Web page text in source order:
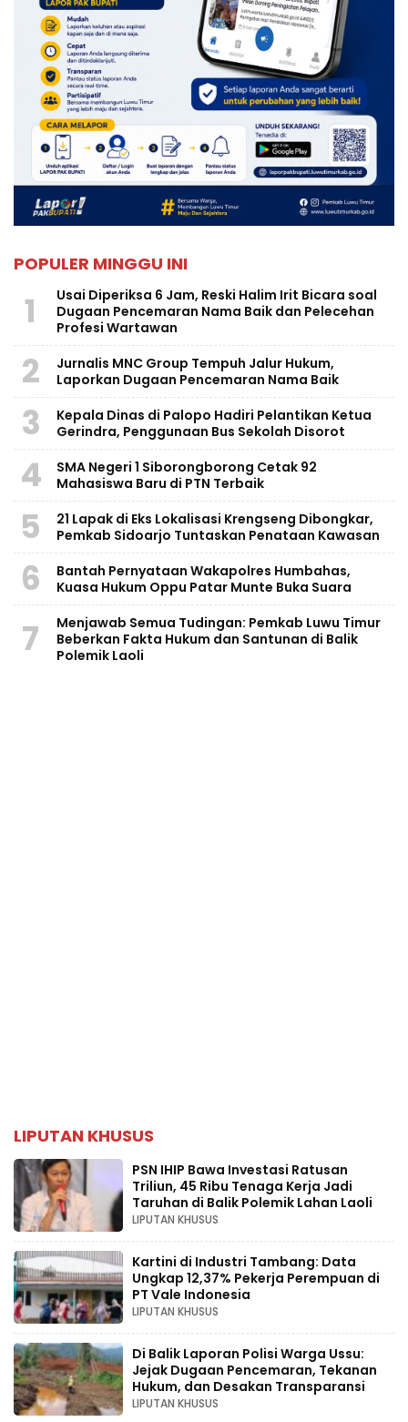
POPULER MINGGU INI
1
Usai Diperiksa 6 Jam, Reski Halim Irit Bicara soal
Dugaan Pencemaran Nama Baik dan Pelecehan
Profesi Wartawan
2
Jurnalis MNC Group Tempuh Jalur Hukum,
Laporkan Dugaan Pencemaran Nama Baik
3
Kepala Dinas di Palopo Hadiri Pelantikan Ketua
Gerindra, Penggunaan Bus Sekolah Disorot
4
SMA Negeri 1 Siborongborong Cetak 92
Mahasiswa Baru di PTN Terbaik
5
21 Lapak di Eks Lokalisasi Krengseng Dibongkar,
Pemkab Sidoarjo Tuntaskan Penataan Kawasan
6
Bantah Pernyataan Wakapolres Humbahas,
Kuasa Hukum Oppu Patar Munte Buka Suara
7
Menjawab Semua Tudingan: Pemkab Luwu Timur
Beberkan Fakta Hukum dan Santunan di Balik
Polemik Laoli
LIPUTAN KHUSUS
PSN IHIP Bawa Investasi Ratusan
Triliun, 45 Ribu Tenaga Kerja Jadi
Taruhan di Balik Polemik Lahan Laoli
LIPUTAN KHUSUS
Kartini di Industri Tambang: Data
Ungkap 12,37% Pekerja Perempuan di
PT Vale Indonesia
LIPUTAN KHUSUS
Di Balik Laporan Polisi Warga Ussu:
Jejak Dugaan Pencemaran, Tekanan
Hukum, dan Desakan Transparansi
LIPUTAN KHUSUS